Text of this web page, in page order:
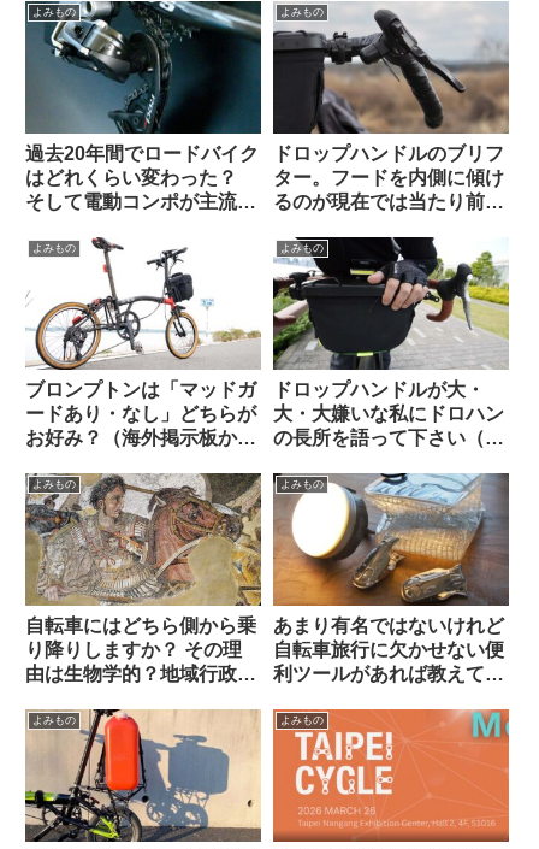
よみもの
過去20年間でロードバイク
はどれくらい変わった？
そして電動コンポが主流に
外掲示板でのオピニオン観
よみもの
ドロップハンドルのブリフ
ター。フードを内側に傾け
るのが現在では当たり前？
よみもの
ブロンプトンは「マッドガ
ードあり・なし」どちらが
お好み？（海外掲示板か
よみもの
ドロップハンドルが大・
大・大嫌いな私にドロハン
の長所を語って下さい（海
よみもの
自転車にはどちら側から乗
り降りしますか？ その理
由は生物学的？地域行政
板から】
よみもの
あまり有名ではないけれど
自転車旅行に欠かせない便
利ツールがあれば教えてく
よみもの よみもの